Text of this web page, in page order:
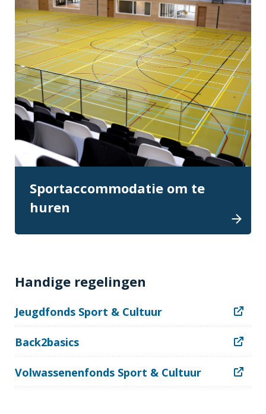
Sportaccommodatie om te
huren
Handige regelingen
Jeugdfonds Sport & Cultuur
Back2basics
Volwassenenfonds Sport & Cultuur